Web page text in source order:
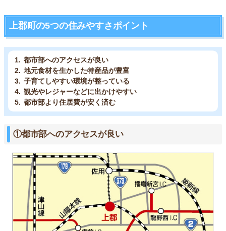
上郡町の5つの住みやすさポイント
都市部へのアクセスが良い
地元食材を生かした特産品が豊富
子育てしやすい環境が整っている
観光やレジャーなどに出かけやすい
都市部より住居費が安く済む
①都市部へのアクセスが良い